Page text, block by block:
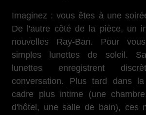
Imaginez : vous êtes à une
De l'autre côté de la pièce, un
nouvelles Ray-Ban. Pour
simples lunettes de soleil.
lunettes enregistrent
conversation. Plus tard dans
cadre plus intime (une
d'hôtel, une salle de bain), ces